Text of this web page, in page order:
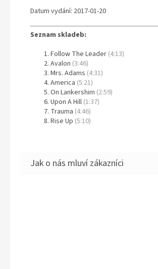
Datum vydání: 2017-01-20
Seznam skladeb:
Follow The Leader (4:13)
Avalon (3:46)
Mrs. Adams (4:31)
America (5:21)
On Lankershim (2:59)
Upon A Hill (1:37)
Trauma (4:46)
Rise Up (5:10)